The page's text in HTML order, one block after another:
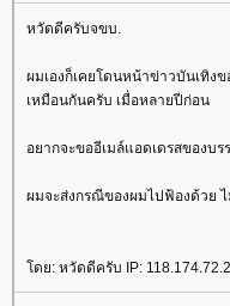
หวัดดีครับจขบ.
ผมเองก็เคยโดนหน้าข่าวบันเทิ
เหมือนกันครับ เมื่อหลายปีก่อน
อยากจะขออีเมล์แอดเดรสของบ
ผมจะส่งกรณีของผมไปฟ้องด้วย
ดย: หวัดดีครับ IP: